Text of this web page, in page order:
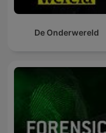
De Onderwereld